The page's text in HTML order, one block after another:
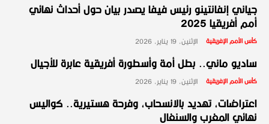
جياني إنفانتينو رئيس فيفا يصدر بيان حول أحداث نهائي
أمم أفريقيا 2025
كأس الأمم الإفريقية الإثنين، 19 يناير، 2026
ساديو ماني.. بطل أمة وأسطورة أفريقية عابرة للأجيال
كأس الأمم الإفريقية الإثنين، 19 يناير، 2026
اعتراضات، تهديد بالانسحاب، وفرحة هستيرية.. كواليس
نهائي المغرب والسنغال